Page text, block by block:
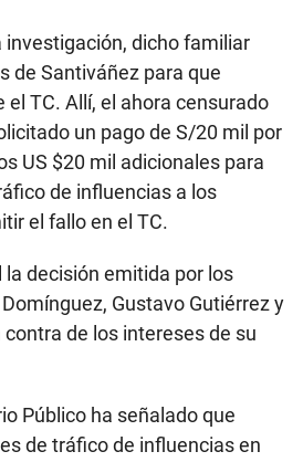
investigación, dicho familiar
de Santiváñez para que
el TC. Allí, el ahora censurado
un pago de S/20 mil por
US $20 mil adicionales para
de influencias a los
el fallo en el TC.
decisión emitida por los
Gustavo Gutiérrez y
contra de los intereses de su
Público ha señalado que
de tráfico de influencias en